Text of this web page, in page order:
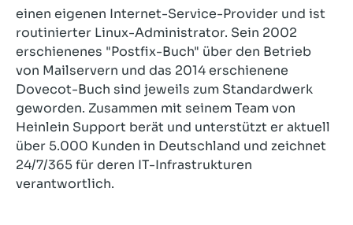
einen eigenen Internet-Service-Provider und ist
routinierter Linux-Administrator. Sein 2002
erschienenes "Postfix-Buch" über den Betrieb
von Mailservern und das 2014 erschienene
Dovecot-Buch sind jeweils zum Standardwerk
geworden. Zusammen mit seinem Team von
Heinlein Support berät und unterstützt er aktuell
über 5.000 Kunden in Deutschland und zeichnet
24/7/365 für deren IT-Infrastrukturen
verantwortlich.